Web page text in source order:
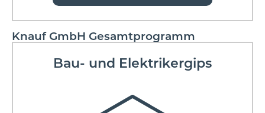
Knauf GmbH Gesamtprogramm
Bau- und Elektrikergips